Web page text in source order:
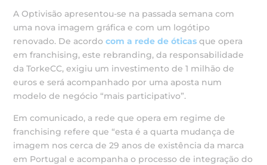
A Optivisão apresentou-se na passada semana com
uma nova imagem gráfica e com um logótipo
renovado. De acordocom a rede de óticasque opera
em franchising, este rebranding, da responsabilidade
da TorkeCC, exigiu um investimento de 1 milhão de
euros e será acompanhado por uma aposta num
modelo de negócio “mais participativo”.
Em comunicado, a rede que opera em regime de
franchising refere que “esta é a quarta mudança de
imagem nos cerca de 29 anos de existência da marca
em Portugal e acompanha o processo de integração do